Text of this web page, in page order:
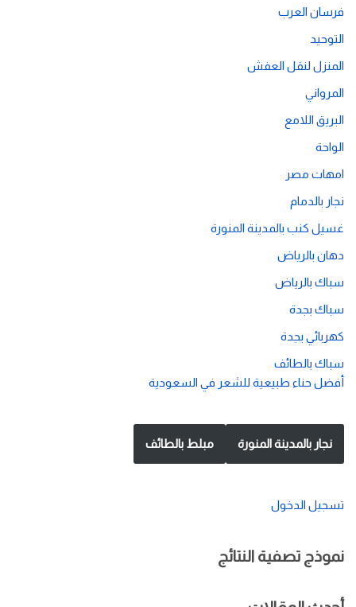
فرسان العرب
التوحيد
المنزل لنقل العفش
المرواني
البريق اللامع
الواحة
امهات مصر
نجار بالدمام
غسيل كنب بالمدينة المنورة
دهان بالرياض
سباك بالرياض
سباك بجدة
كهربائي بجدة
سباك بالطائف
أفضل حناء طبيعية للشعر في السعودية
نجار بالمدينة المنورة مبلط بالطائف
تسجيل الدخول
نموذج تصفية النتائج